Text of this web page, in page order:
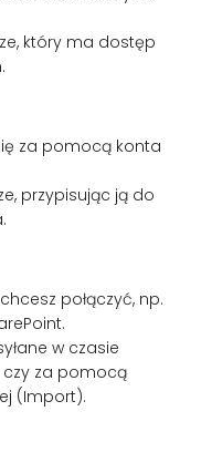
który ma dostęp
za pomocą konta
przypisując ją do
połączyć, np.
w czasie
czy za pomocą
(Import).